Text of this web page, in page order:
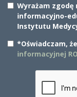
Wyrażam
informacyjno-
Instytutu
*Oświadczam,
informacyjnej